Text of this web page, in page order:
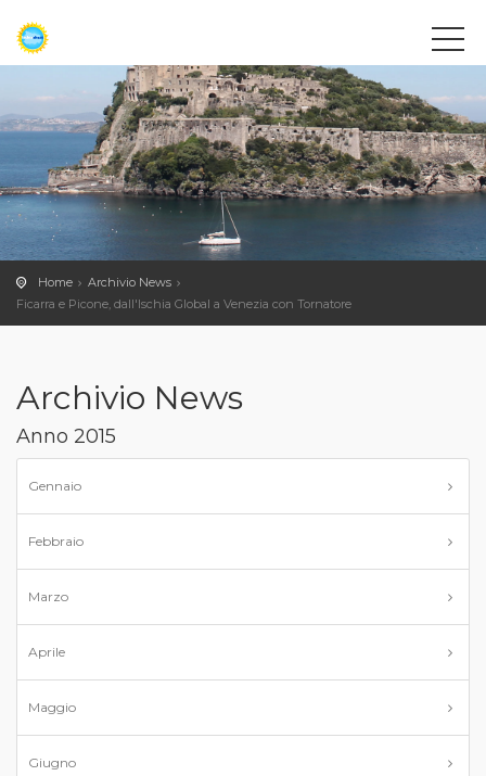
Home
Archivio News
Ficarra e Picone, dall'Ischia Global a Venezia con Tornatore
Archivio News
Anno 2015
Gennaio
Febbraio
Marzo
Aprile
Maggio
Giugno